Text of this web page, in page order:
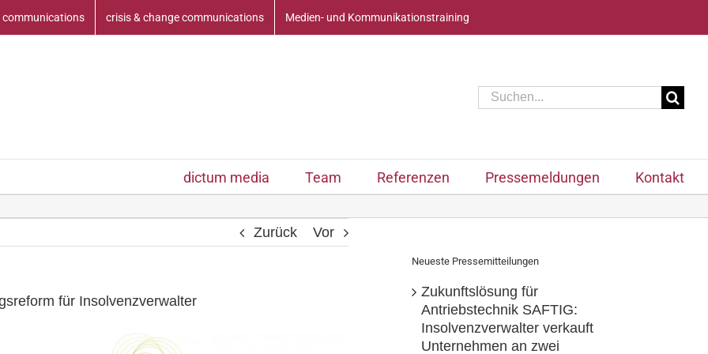
communications crisis & change communications Medien- und Kommunikationstraining
Suche
nach:
dictum media Team Referenzen Pressemeldungen Kontakt
Zurück Vor
für Insolvenzverwalter
Neueste Pressemitteilungen
Zukunftslösung für
Antriebstechnik SAFTIG:
Insolvenzverwalter verkauft
Unternehmen an zwei